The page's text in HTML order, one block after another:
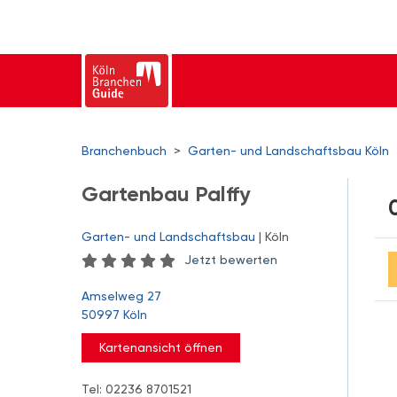
Branchenbuch > Garten- und Landschaftsbau Köln
Gartenbau Palffy
Garten- und Landschaftsbau | Köln
Jetzt bewerten
Amselweg 27
50997 Köln
Kartenansicht öffnen
Tel: 02236 8701521